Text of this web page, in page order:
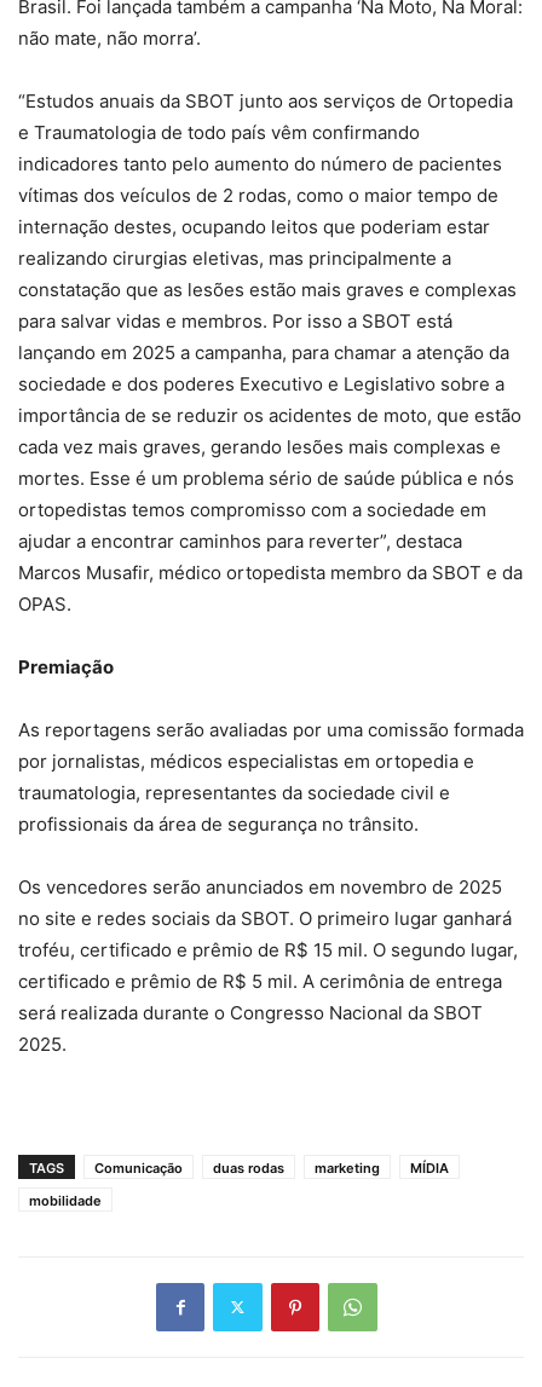
Brasil. Foi lançada também a campanha ‘Na Moto, Na Moral:
não mate, não morra’.
“Estudos anuais da SBOT junto aos serviços de Ortopedia
e Traumatologia de todo país vêm confirmando
indicadores tanto pelo aumento do número de pacientes
vítimas dos veículos de 2 rodas, como o maior tempo de
internação destes, ocupando leitos que poderiam estar
realizando cirurgias eletivas, mas principalmente a
constatação que as lesões estão mais graves e complexas
para salvar vidas e membros. Por isso a SBOT está
lançando em 2025 a campanha, para chamar a atenção da
sociedade e dos poderes Executivo e Legislativo sobre a
importância de se reduzir os acidentes de moto, que estão
cada vez mais graves, gerando lesões mais complexas e
mortes. Esse é um problema sério de saúde pública e nós
ortopedistas temos compromisso com a sociedade em
ajudar a encontrar caminhos para reverter”, destaca
Marcos Musafir, médico ortopedista membro da SBOT e da
OPAS.
Premiação
As reportagens serão avaliadas por uma comissão formada
por jornalistas, médicos especialistas em ortopedia e
traumatologia, representantes da sociedade civil e
profissionais da área de segurança no trânsito.
Os vencedores serão anunciados em novembro de 2025
no site e redes sociais da SBOT. O primeiro lugar ganhará
troféu, certificado e prêmio de R$ 15 mil. O segundo lugar,
certificado e prêmio de R$ 5 mil. A cerimônia de entrega
será realizada durante o Congresso Nacional da SBOT
2025.
TAGS Comunicação duas rodas marketing
MÍDIA
mobilidade